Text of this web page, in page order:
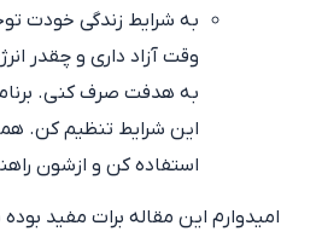
به شرایط زندگی خودت
وقت آزاد داری و چقدر
به هدفت صرف کنی.
این شرایط تنظیم کن.
استفاده کن و ازشون
امیدوارم این مقاله برات مفید